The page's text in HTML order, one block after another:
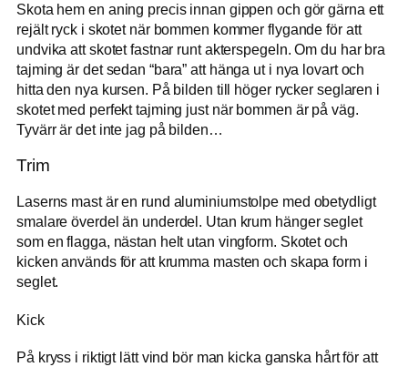
Skota hem en aning precis innan gippen och gör gärna ett
rejält ryck i skotet när bommen kommer flygande för att
undvika att skotet fastnar runt akterspegeln. Om du har bra
tajming är det sedan “bara” att hänga ut i nya lovart och
hitta den nya kursen. På bilden till höger rycker seglaren i
skotet med perfekt tajming just när bommen är på väg.
Tyvärr är det inte jag på bilden…
Trim
Laserns mast är en rund aluminiumstolpe med obetydligt
smalare överdel än underdel. Utan krum hänger seglet
som en flagga, nästan helt utan vingform. Skotet och
kicken används för att krumma masten och skapa form i
seglet.
Kick
På kryss i riktigt lätt vind bör man kicka ganska hårt för att